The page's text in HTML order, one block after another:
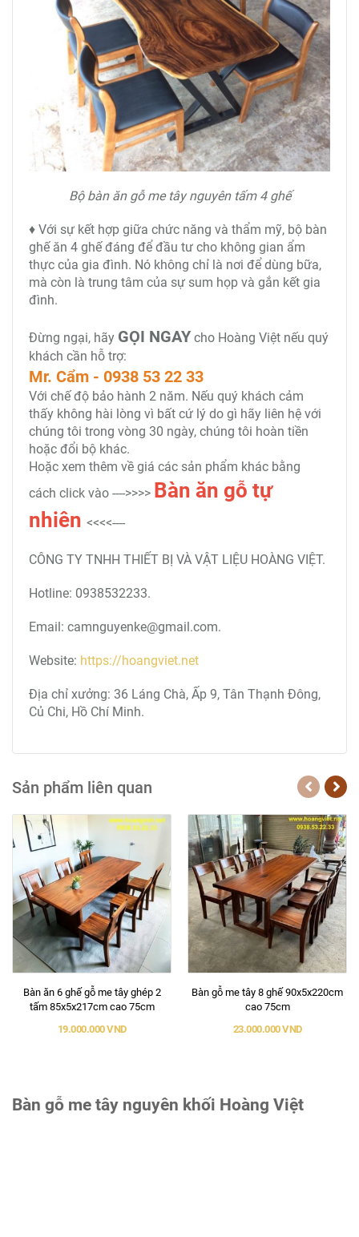
Bộ bàn ăn gỗ me tây nguyên tấm 4 ghế
♦ Với sự kết hợp giữa chức năng và thẩm mỹ, bộ bàn
ghế ăn 4 ghế đáng để đầu tư cho không gian ẩm
thực của gia đình. Nó không chỉ là nơi để dùng bữa,
mà còn là trung tâm của sự sum họp và gắn kết gia
đình.
Đừng ngại, hãy GỌI NGAY cho Hoàng Việt nếu quý
khách cần hỗ trợ:
Mr. Cẩm - 0938 53 22 33
Với chế độ bảo hành 2 năm. Nếu quý khách cảm
thấy không hài lòng vì bất cứ lý do gì hãy liên hệ với
chúng tôi trong vòng 30 ngày, chúng tôi hoàn tiền
hoặc đổi bộ khác.
Hoặc xem thêm về giá các sản phẩm khác bằng
cách click vào ---->>>> Bàn ăn gỗ tự
nhiên <<<<----
CÔNG TY TNHH THIẾT BỊ VÀ VẬT LIỆU HOÀNG VIỆT.
Hotline: 0938532233.
Email: camnguyenke@gmail.com.
Website: https://hoangviet.net
Địa chỉ xưởng: 36 Láng Chà, Ấp 9, Tân Thạnh Đông,
Củ Chi, Hồ Chí Minh.
Sản phẩm liên quan
Bàn ăn 6 ghế gỗ me tây ghép 2
tấm 85x5x217cm cao 75cm
19.000.000 VND
Bàn gỗ me tây 8 ghế 90x5x220cm
cao 75cm
23.000.000 VND
Bàn gỗ me tây nguyên khối Hoàng Việt